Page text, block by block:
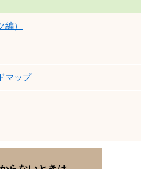
）
マップ